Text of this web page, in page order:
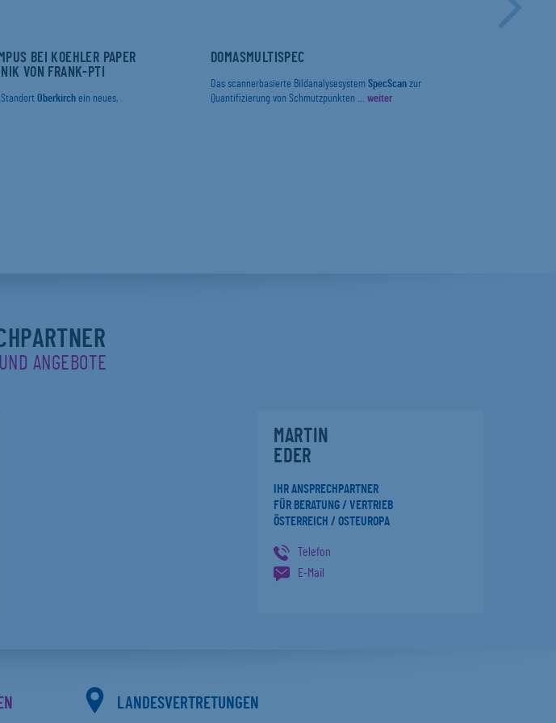
BEI KOEHLER PAPER
VON FRANK-PTI
Oberkirch ein neues,
DOMASMULTISPEC
Das scannerbasierte Bildanalysesystem SpecScan zur
Quantifizierung von Schmutzpunkten ... weiter
ANGEBOTE
MARTIN
EDER
IHR ANSPRECHPARTNER
FÜR BERATUNG / VERTRIEB
ÖSTERREICH / OSTEUROPA
Telefon
E-Mail
LANDESVERTRETUNGEN